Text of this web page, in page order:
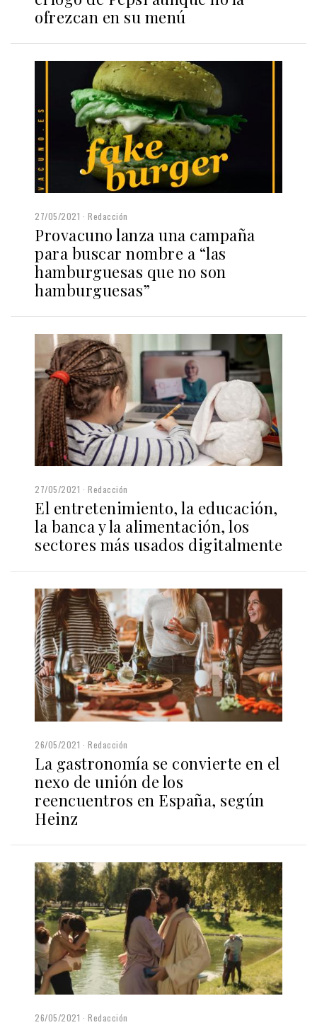
ofrezcan en su menú
27/05/2021 Redacción
Provacuno lanza una campaña
para buscar nombre a “las
hamburguesas que no son
hamburguesas”
27/05/2021 Redacción
El entretenimiento, la educación,
la banca y la alimentación, los
sectores más usados digitalmente
26/05/2021 Redacción
La gastronomía se convierte en el
nexo de unión de los
reencuentros en España, según
Heinz
26/05/2021 Redacción